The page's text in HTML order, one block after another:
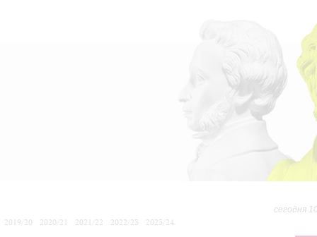
сегодня
2019/20
2020/21 2021/22 2022/23
2023/24